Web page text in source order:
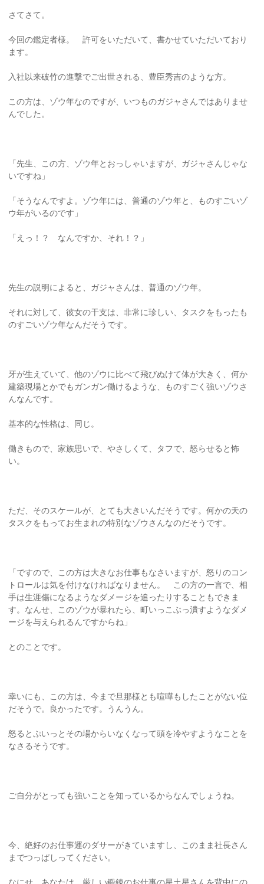
さてさて。
今回の鑑定者様。 許可をいただいて、書かせていただいており
ます。
入社以来破竹の進撃でご出世される、豊臣秀吉のような方。
この方は、ゾウ年なのですが、いつものガジャさんではありませ
んでした。
「先生、この方、ゾウ年とおっしゃいますが、ガジャさんじゃな
いですね」
「そうなんですよ。ゾウ年には、普通のゾウ年と、ものすごいゾ
ウ年がいるのです」
「えっ！？ なんですか、それ！？」
先生の説明によると、ガジャさんは、普通のゾウ年。
それに対して、彼女の干支は、非常に珍しい、タスクをもったも
のすごいゾウ年なんだそうです。
牙が生えていて、他のゾウに比べて飛びぬけて体が大きく、何か
建築現場とかでもガンガン働けるような、ものすごく強いゾウさ
んなんです。
基本的な性格は、同じ。
働きもので、家族思いで、やさしくて、タフで、怒らせると怖
い。
ただ、そのスケールが、とても大きいんだそうです。何かの天の
タスクをもってお生まれの特別なゾウさんなのだそうです。
「ですので、この方は大きなお仕事もなさいますが、怒りのコン
トロールは気を付けなければなりません。 この方の一言で、相
手は生涯傷になるようなダメージを追ったりすることもできま
す。なんせ、このゾウが暴れたら、町いっこぶっ潰すようなダメ
ージを与えられるんですからね」
とのことです。
幸いにも、この方は、今まで旦那様とも喧嘩もしたことがない位
だそうで。良かったです。うんうん。
怒るとぷいっとその場からいなくなって頭を冷やすようなことを
なさるそうです。
ご自分がとっても強いことを知っているからなんでしょうね。
今、絶好のお仕事運のダサーがきていますし、このまま社長さん
までつっぱしってください。